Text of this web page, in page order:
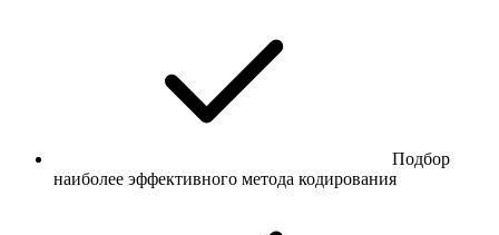
Подбор
наиболее эффективного метода кодирования